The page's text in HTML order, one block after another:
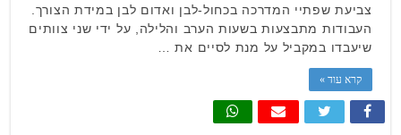
צביעת שפתיי המדרכה בכחול-לבן ואדום לבן במידת הצורך.
העבודות מתבצעות בשעות הערב והלילה, על ידי שני צוותים
שיעבדו במקביל על מנת לסיים את …
קרא עוד »